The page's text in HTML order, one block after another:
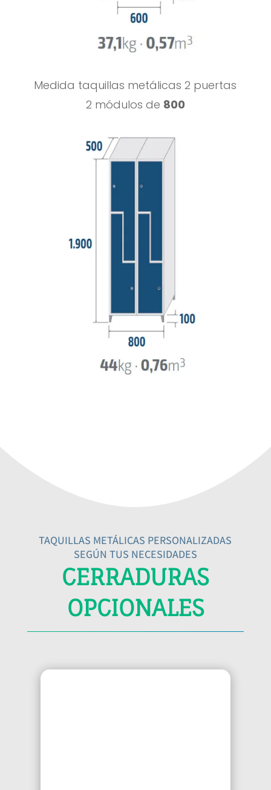
Medida taquillas metálicas 2 puertas
2 módulos de 800
TAQUILLAS METÁLICAS PERSONALIZADAS
SEGÚN TUS NECESIDADES
CERRADURAS
OPCIONALES